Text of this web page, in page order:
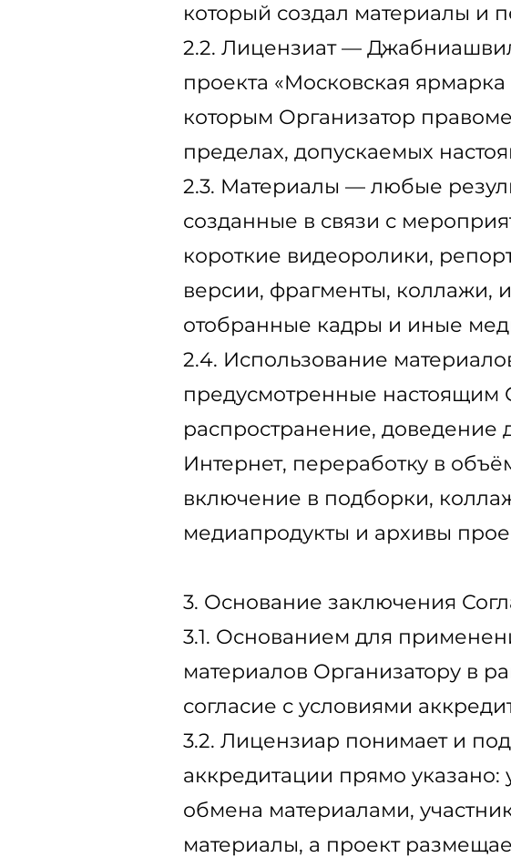
который создал материалы и
2.2. Лицензиат —
проекта «Московская
которым Организатор
пределах, допускаемых
2.3. Материалы — любые
созданные в связи с
короткие видеоролики,
версии, фрагменты, коллажи,
отобранные кадры и иные
2.4. Использование
предусмотренные настоящим
распространение, доведение
Интернет, переработку в
включение в подборки,
медиапродукты и архивы
3. Основание заключения
3.1. Основанием для
материалов Организатору в
согласие с условиями
3.2. Лицензиар понимает и
аккредитации прямо указано:
обмена материалами,
материалы, а проект